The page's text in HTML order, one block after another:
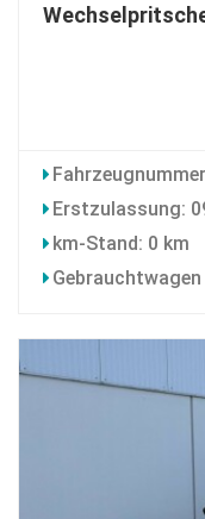
Erstzulassung:
km-Stand: 0 km
Gebrauchtwagen